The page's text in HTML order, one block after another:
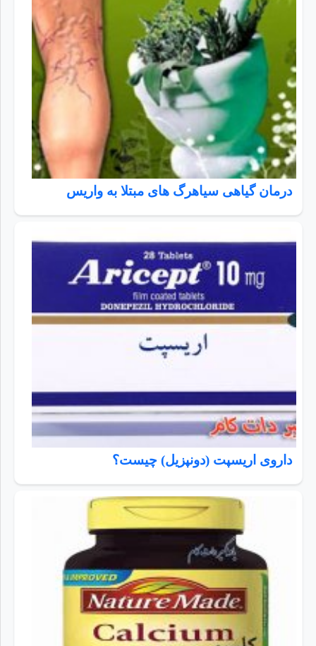
درمان گیاهی سیاهرگ های مبتلا به واریس
داروی اریسپت (دونپزیل) چیست؟